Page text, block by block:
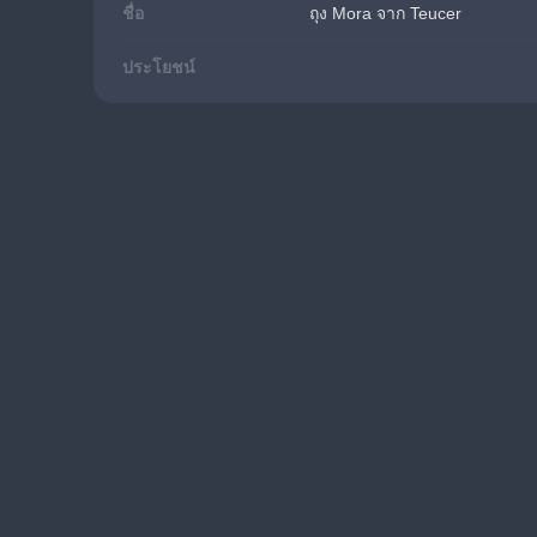
ชื่อ ถุง Mora จาก Teucer
ประโยชน์